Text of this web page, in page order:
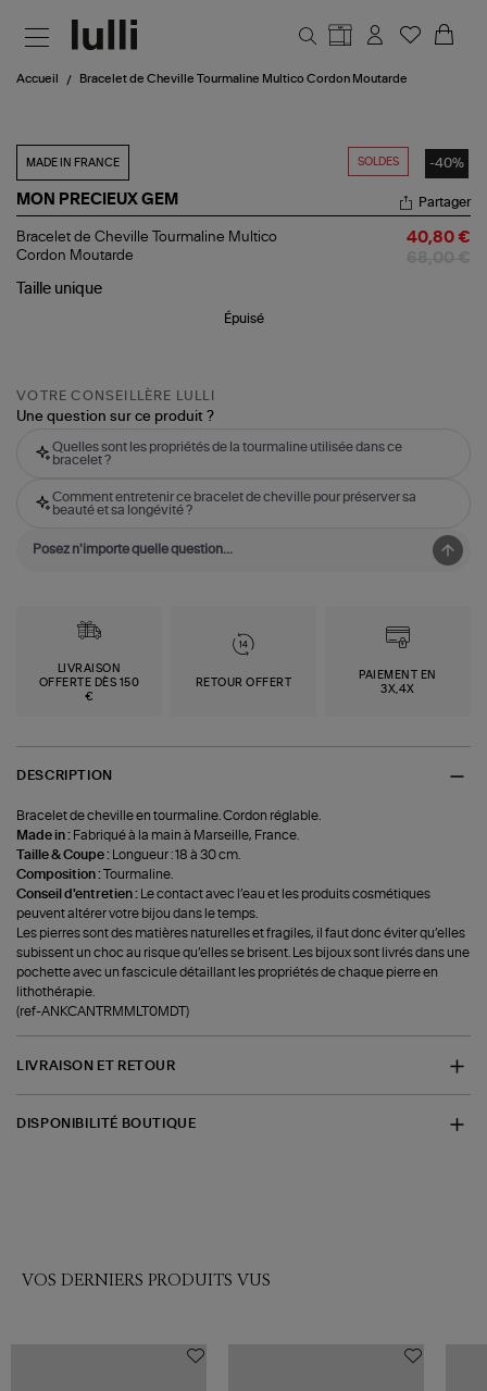
Accueil Bracelet de Cheville Tourmaline Multico Cordon Moutarde
SOLDES -40%
MADE IN FRANCE
MON PRECIEUX GEM
Bracelet
de
Tourmaline
Partager
Bracelet de Cheville Tourmaline Multico
Cordon Moutarde
40,80 €
Taille unique
Épuisé
VOTRE CONSEILLÈRE LULLI
Une question sur ce produit ?
Quelles sont les propriétés de la tourmaline utilisée dans ce
bracelet ?
Comment entretenir ce bracelet de cheville pour préserver sa
beauté et sa longévité ?
LIVRAISON
OFFERTE DÈS 150
€
RETOUR OFFERT
PAIEMENT EN
3X,4X
DESCRIPTION
Bracelet de cheville en tourmaline. Cordon réglable.
Made in : Fabriqué à la main à Marseille, France.
Taille & Coupe :
Longueur : 18 à 30 cm.
Composition :Tourmaline.
Conseil d'entretien :
Le contact avec l’eau et les produits cosmétiques
peuvent altérer votre bijou dans le temps.
Les pierres sont des matières naturelles et fragiles, il faut donc éviter qu’elles
subissent un choc au risque qu’elles se brisent. Les bijoux sont livrés dans une
pochette avec un fascicule détaillant les propriétés de chaque pierre en
lithothérapie.
(ref-ANKCANTRMMLT0MDT)
LIVRAISON ET RETOUR
DISPONIBILITÉ BOUTIQUE
VOS DERNIERS PRODUITS VUS